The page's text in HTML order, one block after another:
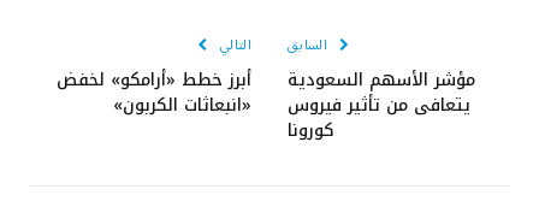
السابق
مؤشر الأسهم السعودية
يتعافى من تأثير فيروس
كورونا
التالي
أبرز خطط «أرامكو» لخفض
«انبعاثات الكربون»